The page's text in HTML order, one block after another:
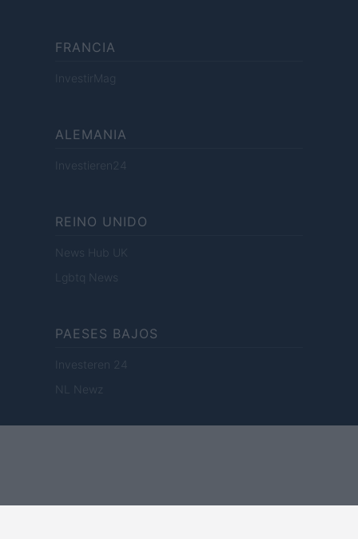
FRANCIA
InvestirMag
ALEMANIA
Investieren24
REINO UNIDO
News Hub UK
Lgbtq News
PAESES BAJOS
Investeren 24
NL Newz